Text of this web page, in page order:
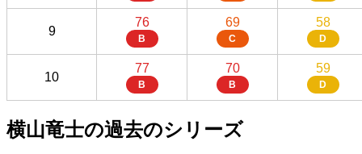
9
76
B
69
C
58
D
10
77
B
70
B
59
D
横山竜士の過去のシリーズ